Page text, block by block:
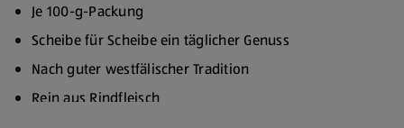
Je 100-g-Packung
Scheibe für Scheibe ein täglicher Genuss
Nach guter westfälischer Tradition
Rein aus Rindfleisch